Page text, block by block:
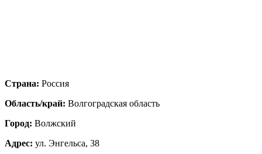
Страна: Россия
Область/край: Волгоградская область
Город: Волжский
Адрес: ул. Энгельса, 38